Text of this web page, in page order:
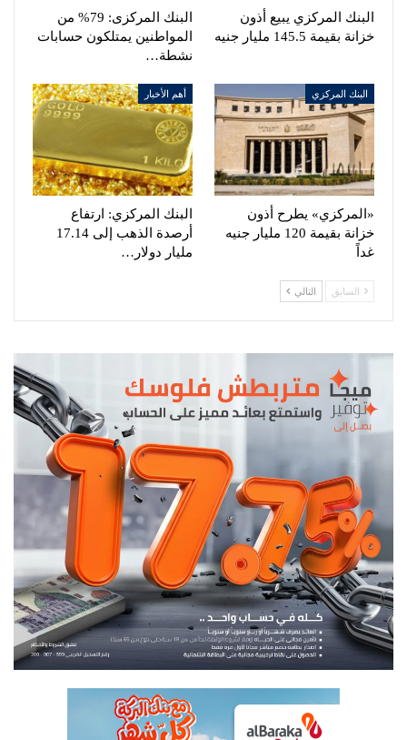
البنك المركزي يبيع أذون
خزانة بقيمة 145.5 مليار جنيه
البنك المركزى: 79% من
المواطنين يمتلكون حسابات
نشطة…
البنك المركزي
«المركزي» يطرح أذون
خزانة بقيمة 120 مليار جنيه
غداً
أهم الأخبار
البنك المركزي: ارتفاع
أرصدة الذهب إلى 17.14
مليار دولار…
السابق التالي